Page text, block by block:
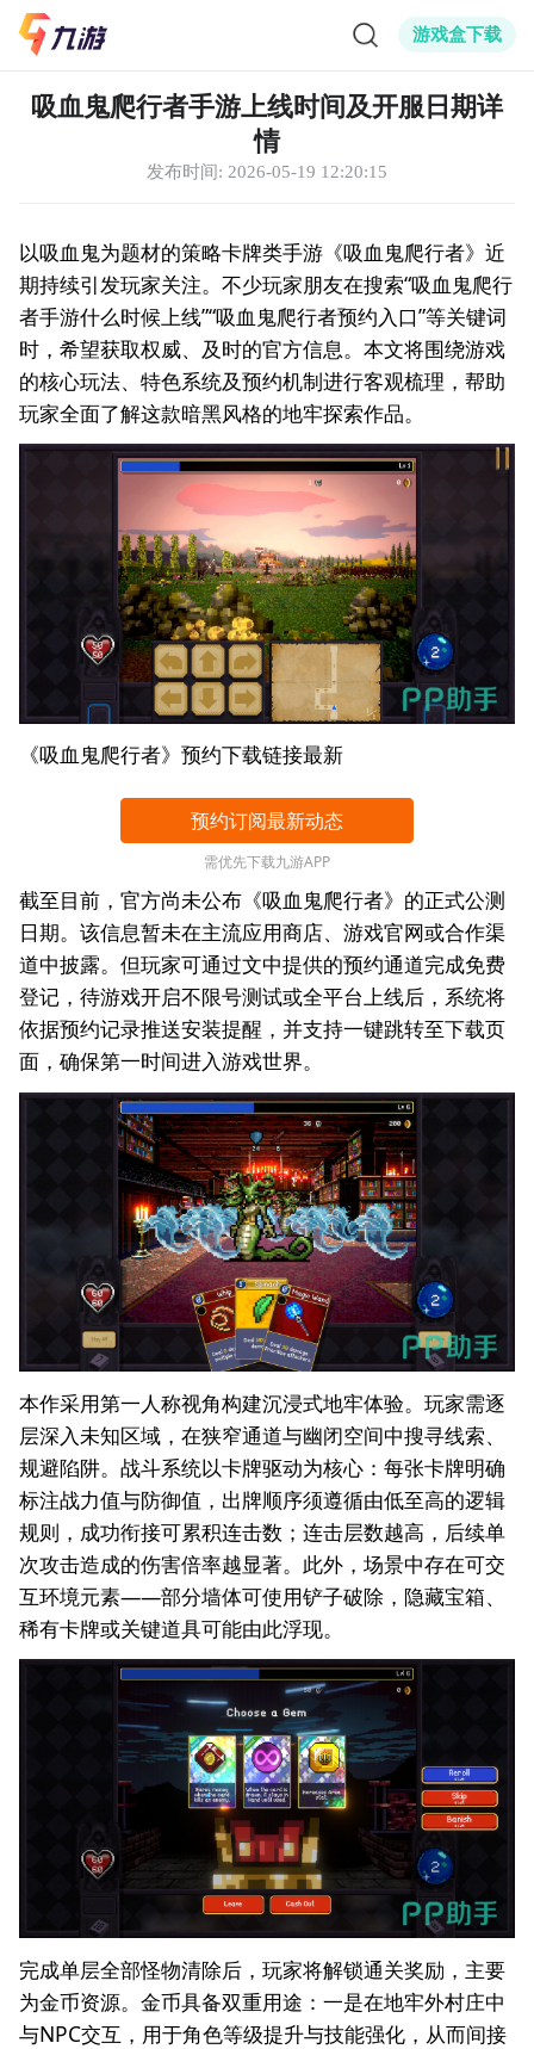
游戏盒下载
吸血鬼爬行者手游上线时间及开服日期详
情
发布时间: 2026-05-19 12:20:15
以吸血鬼为题材的策略卡牌类手游《吸血鬼爬行者》近
期持续引发玩家关注。不少玩家朋友在搜索“吸血鬼爬行
者手游什么时候上线”“吸血鬼爬行者预约入口”等关键词
时，希望获取权威、及时的官方信息。本文将围绕游戏
的核心玩法、特色系统及预约机制进行客观梳理，帮助
玩家全面了解这款暗黑风格的地牢探索作品。
《吸血鬼爬行者》预约下载链接最新
预约订阅最新动态
需优先下载九游APP
截至目前，官方尚未公布《吸血鬼爬行者》的正式公测
日期。该信息暂未在主流应用商店、游戏官网或合作渠
道中披露。但玩家可通过文中提供的预约通道完成免费
登记，待游戏开启不限号测试或全平台上线后，系统将
依据预约记录推送安装提醒，并支持一键跳转至下载页
面，确保第一时间进入游戏世界。
本作采用第一人称视角构建沉浸式地牢体验。玩家需逐
层深入未知区域，在狭窄通道与幽闭空间中搜寻线索、
规避陷阱。战斗系统以卡牌驱动为核心：每张卡牌明确
标注战力值与防御值，出牌顺序须遵循由低至高的逻辑
规则，成功衔接可累积连击数；连击层数越高，后续单
次攻击造成的伤害倍率越显著。此外，场景中存在可交
互环境元素——部分墙体可使用铲子破除，隐藏宝箱、
稀有卡牌或关键道具可能由此浮现。
完成单层全部怪物清除后，玩家将解锁通关奖励，主要
为金币资源。金币具备双重用途：一是在地牢外村庄中
与NPC交互，用于角色等级提升与技能强化，从而间接